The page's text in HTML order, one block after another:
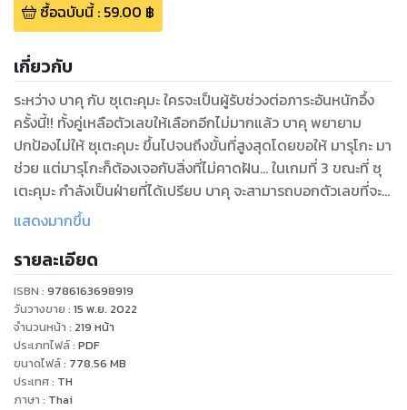
ซื้อฉบับนี้: 59.00 ฿
เกี่ยวกับ
ระหว่าง บาคุ กับ ซุเตะคุมะ ใครจะเป็นผู้รับช่วงต่อภาระอันหนักอึ้ง
ครั้งนี้!! ทั้งคู่เหลือตัวเลขให้เลือกอีกไม่มากแล้ว บาคุ พยายาม
ปกป้องไม่ให้ ซุเตะคุมะ ขึ้นไปจนถึงขั้นที่สูงสุดโดยขอให้ มารุโกะ มา
ช่วย แต่มารุโกะก็ต้องเจอกับสิ่งที่ไม่คาดฝัน... ในเกมที่ 3 ขณะที่ ซุ
เตะคุมะ กำลังเป็นฝ่ายที่ได้เปรียบ บาคุ จะสามารถบอกตัวเลขที่จะ
นำพาเขาไปสู่ชัยชนะครั้งนี้ได้หรือไม่...!?
แสดงมากขึ้น
รายละเอียด
ISBN : 9786163698919
วันวางขาย : 15 พ.ย. 2022
จำนวนหน้า : 219 หน้า
ประเภทไฟล์: PDF
ขนาดไฟล์: 778.56 MB
ประเทศ: TH
ภาษา : Thai